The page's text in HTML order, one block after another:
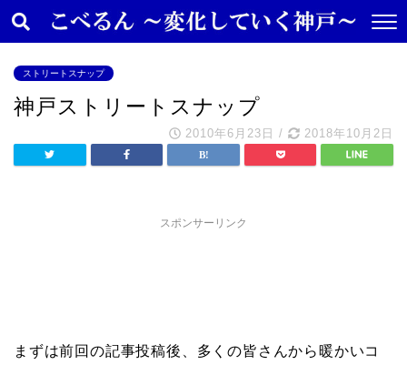
ストリートスナップ
神戸ストリートスナップ
2010年6月23日 / 2018年10月2日
スポンサーリンク
まずは前回の記事投稿後、多くの皆さんから暖かいコ